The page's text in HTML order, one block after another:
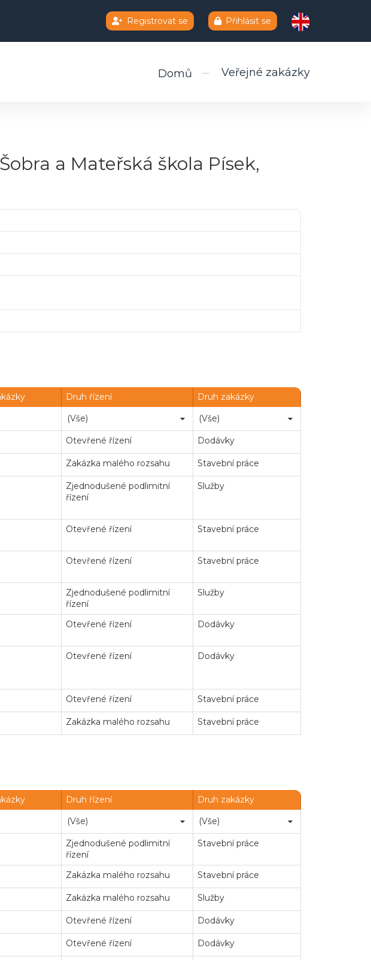
Registrovat se Přihlásit se
Domů Veřejné zakázky
a Mateřská škola Písek,
Druh řízení Druh zakázky
Otevřené řízení Dodávky
Zakázka malého rozsahu Stavební práce
Zjednodušené podlimitní
řízení
Služby
Otevřené řízení Stavební práce
Otevřené řízení Stavební práce
Zjednodušené podlimitní
řízení
Služby
Otevřené řízení Dodávky
Otevřené řízení Dodávky
Otevřené řízení Stavební práce
Zakázka malého rozsahu Stavební práce
Druh řízení Druh zakázky
Zjednodušené podlimitní
řízení
Stavební práce
Zakázka malého rozsahu Stavební práce
Zakázka malého rozsahu Služby
Otevřené řízení Dodávky
Otevřené řízení Dodávky
Chatbot e-zakazky